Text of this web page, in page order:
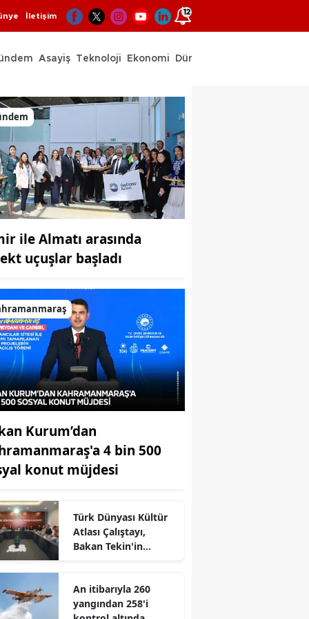
İletişim 12
Asayiş Teknoloji Ekonomi Dünya
ile Almatı arasında
uçuşlar başladı
Kurum’dan
4 bin 500
konut müjdesi
Türk Dünyası Kültür
Atlası Çalıştayı,
Bakan Tekin'in
An itibarıyla 260
yangından 258'i